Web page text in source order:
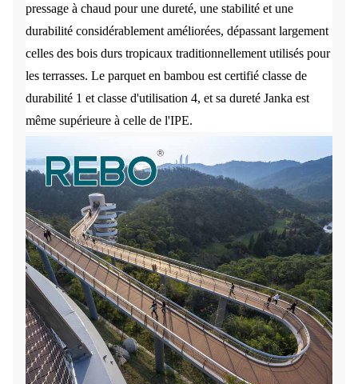
pressage à chaud pour une dureté, une stabilité et une
durabilité considérablement améliorées, dépassant largement
celles des bois durs tropicaux traditionnellement utilisés pour
les terrasses. Le parquet en bambou est certifié classe de
durabilité 1 et classe d'utilisation 4, et sa dureté Janka est
même supérieure à celle de l'IPE.